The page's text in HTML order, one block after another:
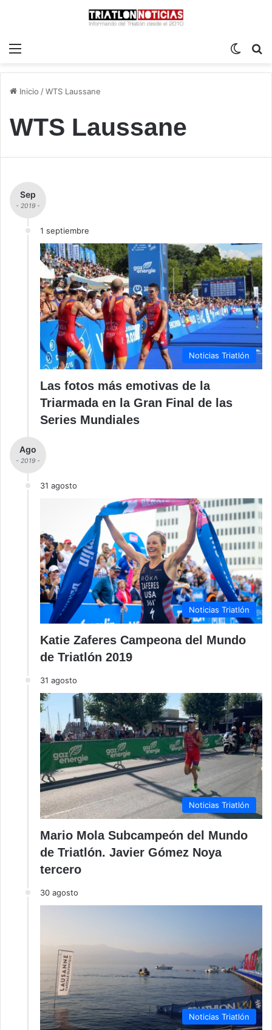
Inicio /WTS Laussane
WTS Laussane
Sep
- 2019 -
1 septiembre
Noticias Triatlón
Las fotos más emotivas de la
Triarmada en la Gran Final de las
Series Mundiales
Ago
- 2019 -
31 agosto
Noticias Triatlón
Katie Zaferes Campeona del Mundo
de Triatlón 2019
31 agosto
Noticias Triatlón
Mario Mola Subcampeón del Mundo
de Triatlón. Javier Gómez Noya
tercero
30 agosto
Noticias Triatlón